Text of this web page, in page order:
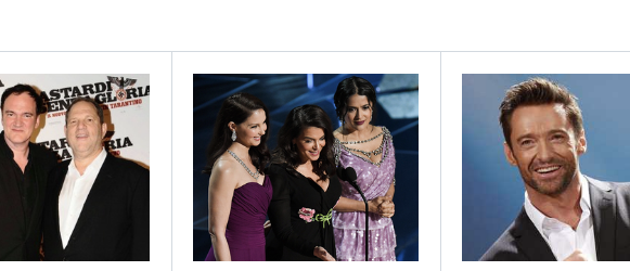
გადახედვა გადახედვა